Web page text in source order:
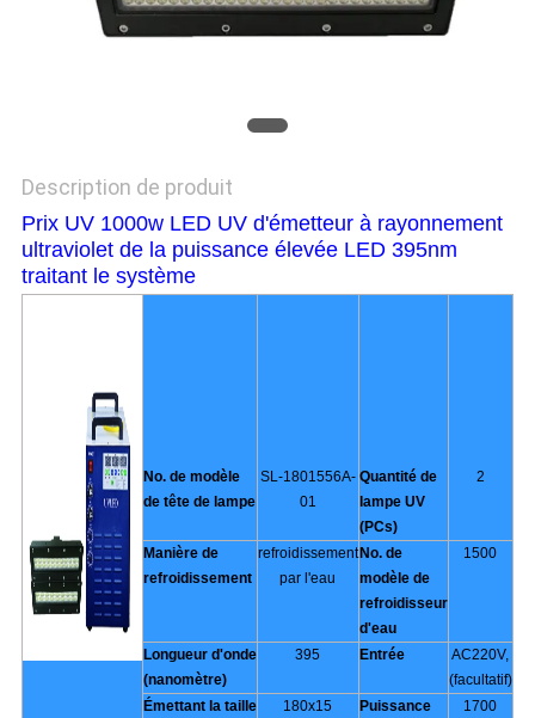
PRIVACY
Description de produit
Prix UV 1000w LED UV d'émetteur à rayonnement
ultraviolet de la puissance élevée LED 395nm
traitant le système
No. de modèle
de tête de lampe
SL-1801556A-
01
Quantité de
lampe UV
(PCs)
2
Manière de
refroidissement
refroidissement
par l'eau
No. de
modèle de
refroidisseur
d'eau
1500
Longueur d'onde
(nanomètre)
395 Entrée
AC220V,
(facultatif)
Émettant la taille
180x15
Puissance
1700